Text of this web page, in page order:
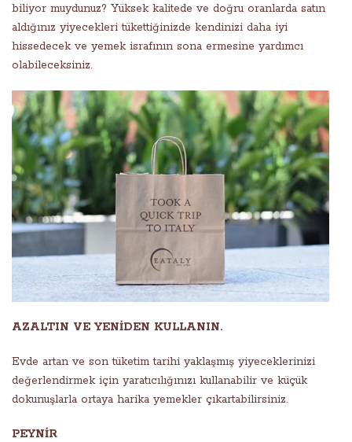
biliyor muydunuz? Yüksek kalitede ve doğru oranlarda satın
aldığınız yiyecekleri tükettiğinizde kendinizi daha iyi
hissedecek ve yemek israfının sona ermesine yardımcı
olabileceksiniz.
AZALTIN ​​VE YENİDEN KULLANIN.
Evde artan ve son tüketim tarihi yaklaşmış yiyeceklerinizi
değerlendirmek için yaratıcılığınızı kullanabilir ve küçük
dokunuşlarla ortaya harika yemekler çıkartabilirsiniz.
PEYNİR